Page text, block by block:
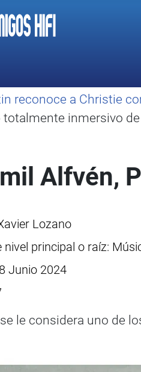
reconoce a Christie
inmersivo
Alfvén,
Lozano
nivel principal o raíz:
Junio 2024
le considera uno de